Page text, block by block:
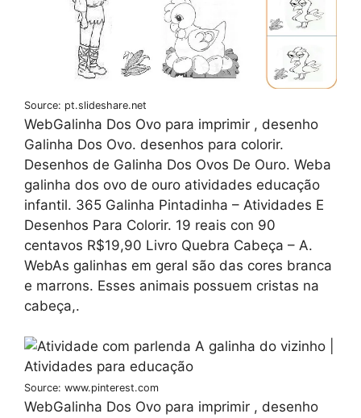
Source: pt.slideshare.net
WebGalinha Dos Ovo para imprimir , desenho
Galinha Dos Ovo. desenhos para colorir.
Desenhos de Galinha Dos Ovos De Ouro. Weba
galinha dos ovo de ouro atividades educação
infantil. 365 Galinha Pintadinha – Atividades E
Desenhos Para Colorir. 19 reais con 90
centavos R$19,90 Livro Quebra Cabeça – A.
WebAs galinhas em geral são das cores branca
e marrons. Esses animais possuem cristas na
cabeça,.
Source: www.pinterest.com
WebGalinha Dos Ovo para imprimir , desenho